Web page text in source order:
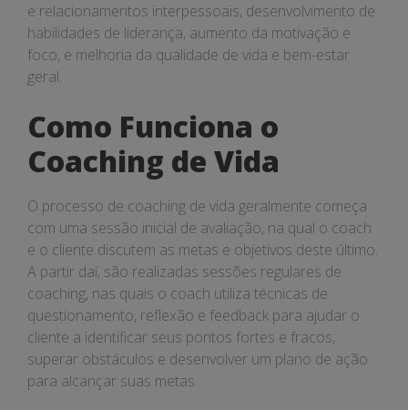
e relacionamentos interpessoais, desenvolvimento de
habilidades de liderança, aumento da motivação e
foco, e melhoria da qualidade de vida e bem-estar
geral.
Como Funciona o
Coaching de Vida
O processo de coaching de vida geralmente começa
com uma sessão inicial de avaliação, na qual o coach
e o cliente discutem as metas e objetivos deste último.
A partir daí, são realizadas sessões regulares de
coaching, nas quais o coach utiliza técnicas de
questionamento, reflexão e feedback para ajudar o
cliente a identificar seus pontos fortes e fracos,
superar obstáculos e desenvolver um plano de ação
para alcançar suas metas.